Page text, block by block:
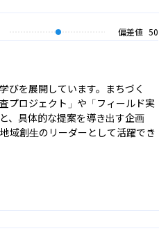
偏差値 50
びを展開しています。まちづく
プロジェクト」や「フィールド実
、具体的な提案を導き出す企画
域創生のリーダーとして活躍でき